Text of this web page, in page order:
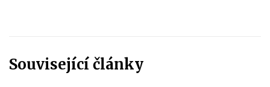
Související články